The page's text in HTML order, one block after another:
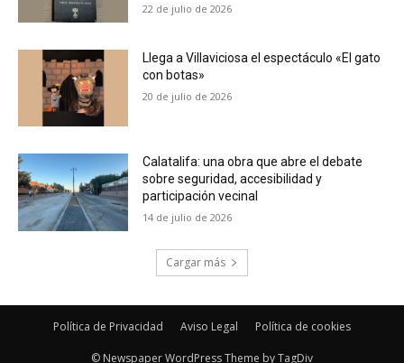
22 de julio de 2026
Llega a Villaviciosa el espectáculo «El gato
con botas»
20 de julio de 2026
Calatalifa: una obra que abre el debate
sobre seguridad, accesibilidad y
participación vecinal
14 de julio de 2026
Cargar más
Política de Privacidad Aviso Legal Política de cookies
© Newspaper WordPress Theme by TagDiv